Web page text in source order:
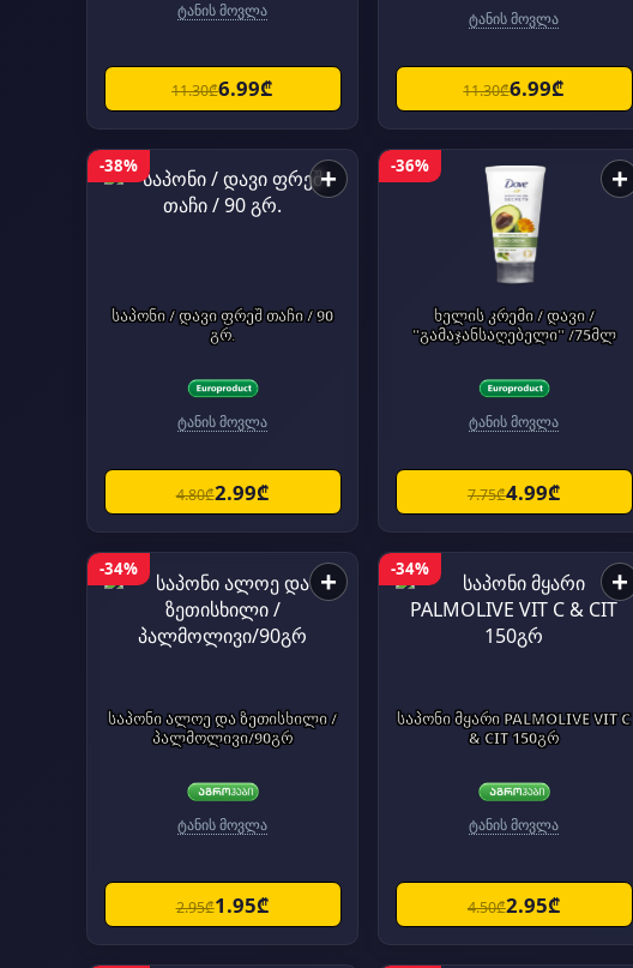
ტანის მოვლა
11.30₾6.99₾
ტანის მოვლა
11.30₾6.99₾
-38% +
საპონი / დავი ფრეშ თაჩი / 90
გრ.
ტანის მოვლა
4.80₾2.99₾
-36% +
ხელის კრემი / დავი /
"გამაჯანსაღებელი" /75მლ
ტანის მოვლა
7.75₾4.99₾
-34% +
საპონი ალოე და ზეთისხილი /
პალმოლივი/90გრ
ტანის მოვლა
2.95₾1.95₾
-34% +
საპონი მყარი PALMOLIVE VIT C
& CIT 150გრ
ტანის მოვლა
4.50₾2.95₾